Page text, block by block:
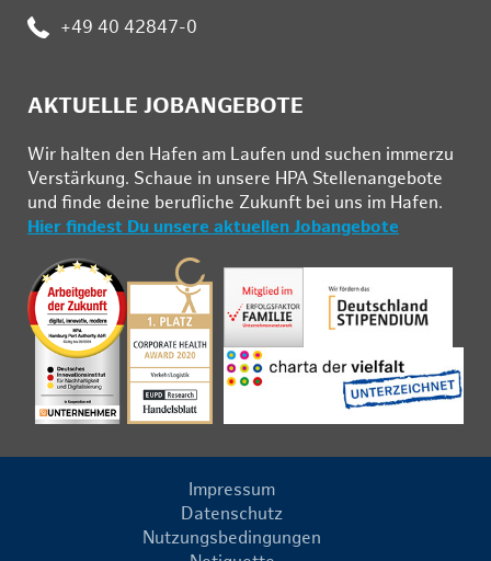
Telefon:
+49 40 42847-0
AKTUELLE JOBANGEBOTE
Wir hal­ten den Ha­fen am Lau­fen und su­chen im­mer­zu
Ver­stär­kung. Schau­e in un­se­re HPA Stel­len­an­ge­bo­te
und fin­de deine be­ruf­li­che Zu­kunft bei uns im Ha­fen.
Hier findest Du unsere aktuellen Jobangebote
Impressum
Datenschutz
Nutzungsbedingungen